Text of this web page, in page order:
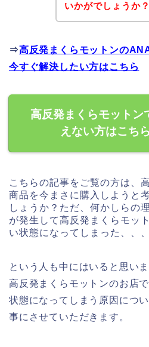
いかがでしょうか？
⇒高反発まくらモットンの
今すぐ解決したい方はこちら
高反発まくらモットン
えない方はこち
こちらの記事をご覧の方は、
商品を今まさに購入しようと
しょうか？ただ、何かしらの
が発生して高反発まくらモッ
い状態になってしまった、、、
という人も中にはいると思い
高反発まくらモットンのお店
状態になってしまう原因につ
事にさせていただきます。